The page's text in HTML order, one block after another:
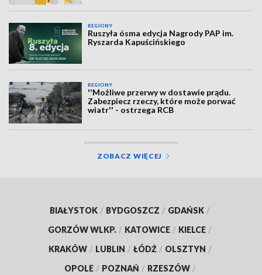
REGIONY
Ruszyła ósma edycja Nagrody PAP im.
Ryszarda Kapuścińskiego
REGIONY
''Możliwe przerwy w dostawie prądu.
Zabezpiecz rzeczy, które może porwać
wiatr'' - ostrzega RCB
ZOBACZ WIĘCEJ
BIAŁYSTOK / BYDGOSZCZ / GDAŃSK /
GORZÓW WLKP. / KATOWICE / KIELCE /
KRAKÓW / LUBLIN / ŁÓDŹ / OLSZTYN /
OPOLE / POZNAŃ / RZESZÓW /